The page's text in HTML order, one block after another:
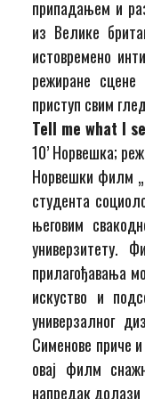
припадањем и
из Велике
истовремено
режиране сцене
приступ свим
Tell me what I
10’ Норвешка;
Норвешки филм
студента
његовим
универзитету.
прилагођавања
искуство и
универзалног
Сименове приче
овај филм
напредак